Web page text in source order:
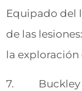
Equipado del
de las
la exploración
7. Buckley